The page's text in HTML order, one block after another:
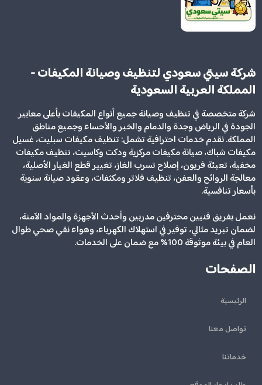
شركة سيتي سعودي لتنظيف وصيانة المكيفات -
المملكة العربية السعودية
شركة متخصصة في تنظيف وصيانة جميع أنواع المكيفات بأعلى معايير
الجودة في الرياض وجدة والدمام والخبر والأحساء وجميع مناطق
المملكة. نقدم خدمات احترافية تشمل: تنظيف مكيفات سبليت، غسيل
مكيفات شباك، صيانة مكيفات مركزية ودكت وكاسيت، تنظيف مكيفات
مخفية، تعبئة فريون، إصلاح تسرب الغاز، تغيير قطع الغيار الأصلية،
معالجة الروائح والعفن، تنظيف فلاتر ومكثفات، وعقود صيانة سنوية
بأسعار تنافسية.
نعمل بفريق فنيين محترفين مدربين وأحدث الأجهزة والمواد الآمنة،
لضمان تبريد مثالي، توفير في استهلاك الكهرباء، وهواء نقي صحي طوال
العام في بيئة موثوقة 100% مع ضمان على الخدمات.
الصفحات
الرئيسية
تواصل معنا
خدماتنا